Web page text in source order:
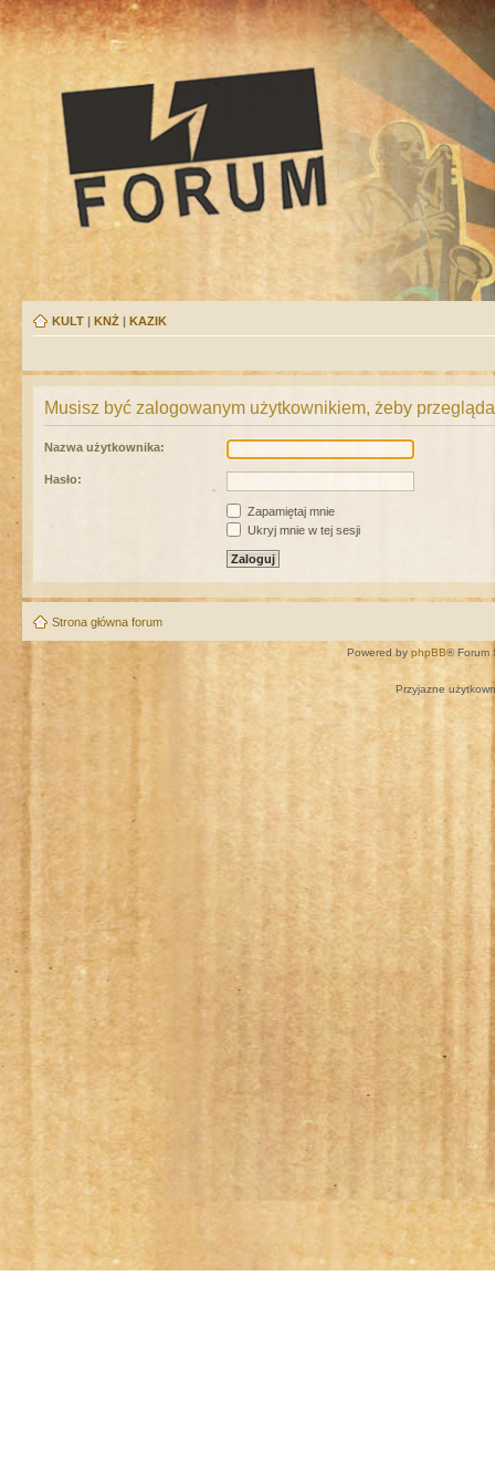
KULT | KNŻ | KAZIK
Musisz być zalogowanym użytkownikiem, żeby
Nazwa użytkownika:
Hasło:
Zapamiętaj mnie
Ukryj mnie w tej sesji
Strona główna forum
Powered by phpBB® Forum
Przyjazne